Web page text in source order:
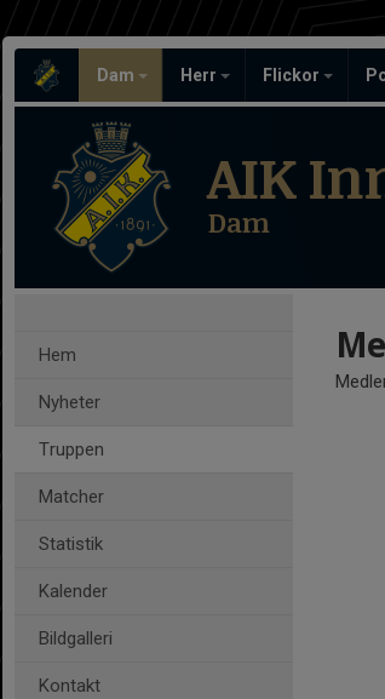
Dam Herr Flickor
AIK
Dam
Hem
Nyheter
Truppen
Matcher
Statistik
Kalender
Bildgalleri
Kontakt